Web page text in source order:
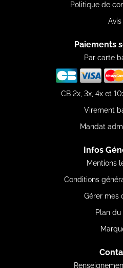
Politique de
Avis
Paiements
Par carte
CB 2x, 3x, 4x et
Virement
Mandat
Infos
Mentions
Conditions
Gérer mes
Plan du